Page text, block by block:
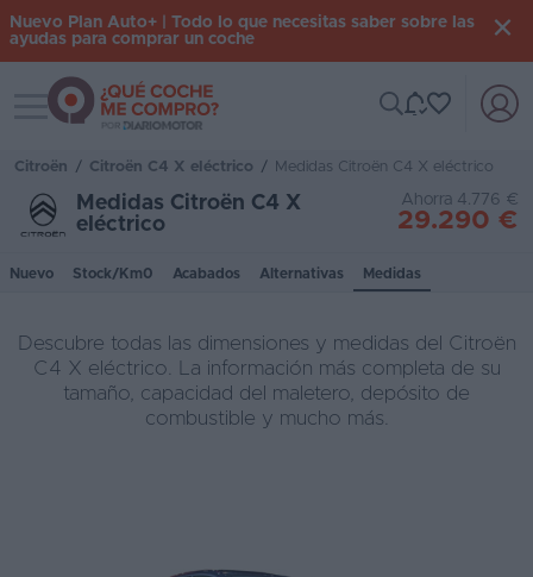
Iniciar
Inicio
Renting
Nuevo Plan Auto+ | Todo lo que necesitas saber sobre las
ayudas para comprar un coche
Toggle navigation
Citroën / Citroën C4 X eléctrico / Medidas Citroën C4 X eléctrico
Medidas Citroën C4 X
eléctrico
Ahorra 4.776 €
29.290 €
Nuevo Stock/Km0 Acabados Alternativas Medidas
Descubre todas las dimensiones y medidas del Citroën
C4 X eléctrico. La información más completa de su
tamaño, capacidad del maletero, depósito de
combustible y mucho más.